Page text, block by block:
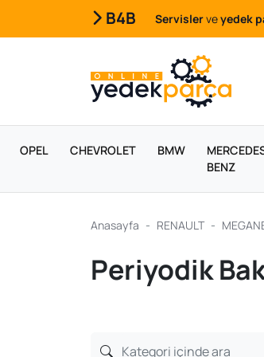
B4B Servislerveyedek
OPEL CHEVROLET BMW
BENZ
Anasayfa RENAULT
Periyodik